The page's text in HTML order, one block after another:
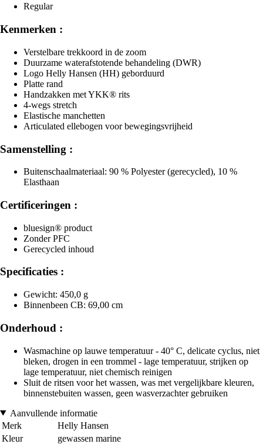
Regular
Kenmerken :
Verstelbare trekkoord in de zoom
Duurzame waterafstotende behandeling (DWR)
Logo Helly Hansen (HH) geborduurd
Platte rand
Handzakken met YKK® rits
4-wegs stretch
Elastische manchetten
Articulated ellebogen voor bewegingsvrijheid
Samenstelling :
Buitenschaalmateriaal: 90 % Polyester (gerecycled), 10 %
Elasthaan
Certificeringen :
bluesign® product
Zonder PFC
Gerecycled inhoud
Specificaties :
Gewicht: 450,0 g
Binnenbeen CB: 69,00 cm
Onderhoud :
Wasmachine op lauwe temperatuur - 40° C, delicate cyclus, niet
bleken, drogen in een trommel - lage temperatuur, strijken op
lage temperatuur, niet chemisch reinigen
Sluit de ritsen voor het wassen, was met vergelijkbare kleuren,
binnenstebuiten wassen, geen wasverzachter gebruiken
Aanvullende informatie
Merk
Helly Hansen
Kleur
gewassen marine